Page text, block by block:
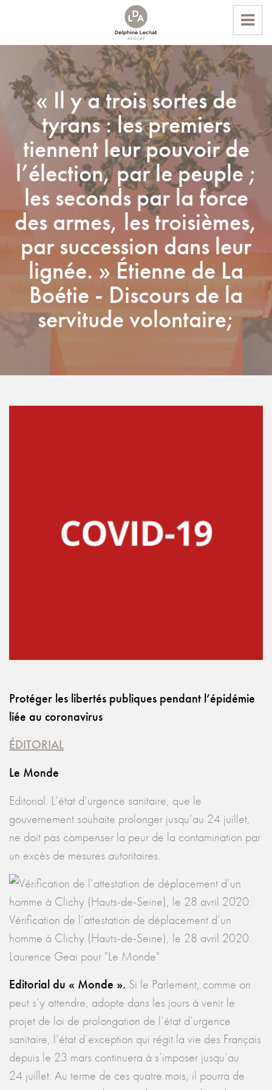
Accueil
Actualités
« Il y a trois sortes de tyrans : les premiers tiennent leur
pouvoir de l’élection, par le peuple ; les seconds par la force
des armes, les troisièmes, par succession dans leur lignée. »
Étienne de La Boétie - Discours de la servitude volontaire;
« Il y a trois sortes de
tyrans : les premiers
tiennent leur pouvoir de
l’élection, par le peuple ;
les seconds par la force
des armes, les troisièmes,
par succession dans leur
lignée. » Étienne de La
Boétie - Discours de la
servitude volontaire;
Protéger les libertés publiques pendant l’épidémie
liée au coronavirus
ÉDITORIAL
Le Monde
Editorial. L’état d’urgence sanitaire, que le
gouvernement souhaite prolonger jusqu’au 24 juillet,
ne doit pas compenser la peur de la contamination par
un excès de mesures autoritaires.
Vérification de l’attestation de déplacement d’un
homme à Clichy (Hauts-de-Seine), le 28 avril 2020.
Laurence Geai pour "Le Monde"
Editorial du « Monde ». Si le Parlement, comme on
peut s’y attendre, adopte dans les jours à venir le
projet de loi de prolongation de l’état d’urgence
sanitaire, l’état d’exception qui régit la vie des Français
depuis le 23 mars continuera à s’imposer jusqu’au
24 juillet. Au terme de ces quatre mois, il pourra de